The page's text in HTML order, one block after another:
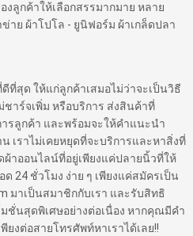
ลูกค้าให้เลือกสรรมากมาย หลาย
าย ผ้าโปโล - ยูนิฟอร์ม ผ้าเกล็ดปลา
ที่สุด ให้แก่ลูกค้าเสมอไม่ว่าจะเป็นวิธี
ชาร์จเพิ่ม หรือบริการ ส่งสินค้าที่
รลูกค้า และพร้อมจะให้คำแนะนำ
เราไม่เคยหยุดที่จะบริการและหาสิ่งที่
าออนไลน์ที่อยู่เพียงแค่ปลายนิ้วที่ให้
24 ชั่วโมง ง่าย ๆ เพียงแค่สมัครเป็น
มาเป็นสมาชิกกับเรา และรับสิทธิ
ชั่นสุดพิเศษอย่างต่อเนื่อง หากคุณมีคำ
ยงต่อสายโทรศัพท์หาเราได้เลย!!